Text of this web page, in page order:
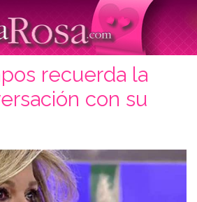
recuerda la
con su